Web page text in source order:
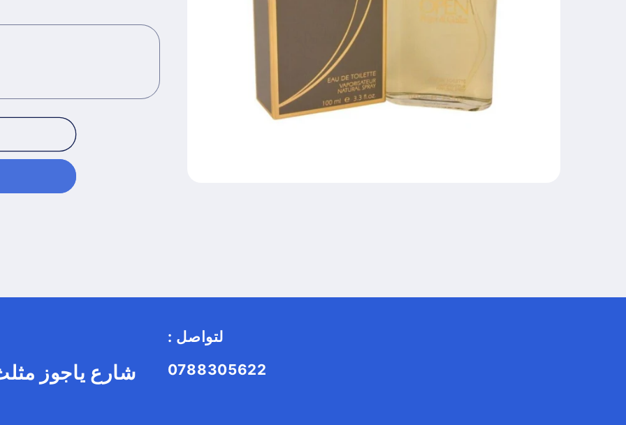
شارع ياجوز
: لتواصل
0788305622